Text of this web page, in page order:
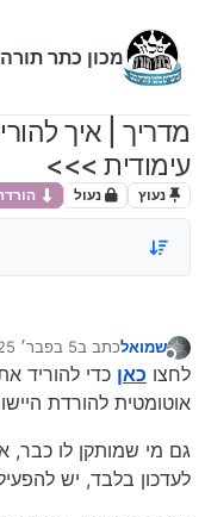
מכון כתר
מדריך | איך
עימודית >>>
נעוץ נעול
שמואלכתב ב5 בפבר׳ 2025, 13:52
נערך לאחרונה על
לחצו כאן כדי להוריד
אוטומטית להורדת
גם מי שמותקן לו כבר,
לעדכון בלבד, יש